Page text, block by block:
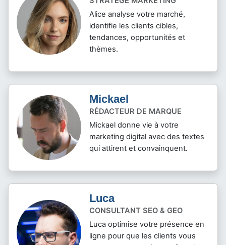
Alice analyse votre marché,
identifie les clients cibles,
tendances, opportunités et
thèmes.
Mickael
RÉDACTEUR DE MARQUE
Mickael donne vie à votre
marketing digital avec des textes
qui attirent et convainquent.
Luca
CONSULTANT SEO & GEO
Luca optimise votre présence en
ligne pour que les clients vous